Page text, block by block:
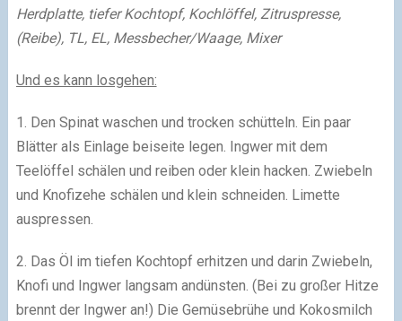
Herdplatte, tiefer Kochtopf, Kochlöffel, Zitruspresse,
(Reibe), TL, EL, Messbecher/Waage, Mixer
Und es kann losgehen:
1. Den Spinat waschen und trocken schütteln. Ein paar
Blätter als Einlage beiseite legen. Ingwer mit dem
Teelöffel schälen und reiben oder klein hacken. Zwiebeln
und Knofizehe schälen und klein schneiden. Limette
auspressen.
2. Das Öl im tiefen Kochtopf erhitzen und darin Zwiebeln,
Knofi und Ingwer langsam andünsten. (Bei zu großer Hitze
brennt der Ingwer an!) Die Gemüsebrühe und Kokosmilch